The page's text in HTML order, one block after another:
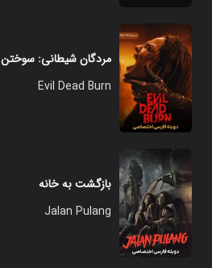
مردگان شیطانی: سوختن
Evil Dead Burn
بازگشت به خانه
Jalan Pulang